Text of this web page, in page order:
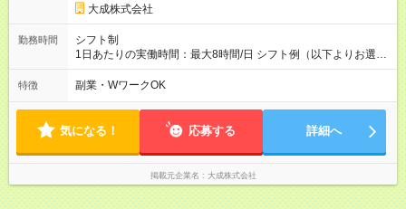
大成株式会社
勤務時間
シフト制
1日あたりの実働時間：最大8時間/日 シフト例（以下よりお選び
頂けます） (1)6：30～15：30（休憩1時間） (2)7：00～16：
00（休憩1時間） ◎月曜～金曜日（週5日）
特徴 副業・WワークOK
気になる！ 応募する 詳細へ
掲載元企業名 大成株式会社